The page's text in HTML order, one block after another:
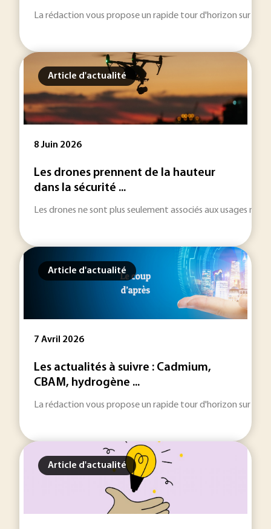
La rédaction vous propose un rapide tour d'horizon sur les
Article d'actualité
8 Juin 2026
Les drones prennent de la hauteur
dans la sécurité ...
Les drones ne sont plus seulement associés aux usages
Article d'actualité
7 Avril 2026
Les actualités à suivre : Cadmium,
CBAM, hydrogène ...
La rédaction vous propose un rapide tour d'horizon sur les
Article d'actualité